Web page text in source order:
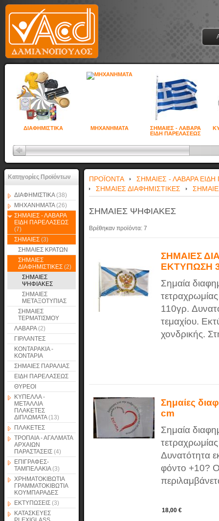
ΔΙΑΦΗΜΙΣΤΙΚΑ ΜΗΧΑΝΗΜΑΤΑ
ΣΗΜΑΙΕΣ - ΛΑΒΑΡΑ
ΕΙΔΗ ΠΑΡΕΛΑΣΕΩΣ
Κατηγορίες Προϊόντων
ΔΙΑΦΗΜΙΣΤΙΚΑ(38)
ΜΗΧΑΝΗΜΑΤΑ(26)
ΣΗΜΑΙΕΣ - ΛΑΒΑΡΑ
ΕΙΔΗ ΠΑΡΕΛΑΣΕΩΣ
(7)
ΣΗΜΑΙΕΣ (3)
ΣΗΜΑΙΕΣ ΚΡΑΤΩΝ
ΣΗΜΑΙΕΣ
ΔΙΑΦΗΜΙΣΤΙΚΕΣ (2)
ΣΗΜΑΙΕΣ
ΨΗΦΙΑΚΕΣ
ΣΗΜΑΙΕΣ
ΜΕΤΑΞΟΤΥΠΙΑΣ
ΣΗΜΑΙΕΣ
ΤΕΡΜΑΤΙΣΜΟΥ
ΛΑΒΑΡΑ(2)
ΓΙΡΛΑΝΤΕΣ
ΚΟΝΤΑΡΑΚΙΑ -
ΚΟΝΤΑΡΙΑ
ΣΗΜΑΙΕΣ ΠΑΡΑΛΙΑΣ
ΕΙΔΗ ΠΑΡΕΛΑΣΕΩΣ
ΘΥΡΕΟΙ
ΚΥΠΕΛΛΑ -
ΜΕΤΑΛΛΙΑ
ΠΛΑΚΕΤΕΣ
ΔΙΠΛΩΜΑΤΑ(13)
ΠΛΑΚΕΤΕΣ
ΤΡΟΠΑΙΑ - ΑΓΑΛΜΑΤΑ
ΑΡΧΑΙΩΝ
ΠΑΡΑΣΤΑΣΕΙΣ (4)
ΕΠΙΓΡΑΦΕΣ-
ΤΑΜΠΕΛΑΚΙΑ(3)
ΧΡΗΜΑΤΟΚΙΒΩΤΙΑ
ΓΡΑΜΜΑΤΟΚΙΒΩΤΙΑ
ΚΟΥΜΠΑΡΑΔΕΣ
ΕΚΤΥΠΩΣΕΙΣ (3)
ΚΑΤΑΣΚΕΥΕΣ
ΠΡΟΪΟΝΤΑ
ΣΗΜΑΙΕΣ - ΛΑΒΑΡΑ
ΣΗΜΑΙΕΣ ΔΙΑΦΗΜΙΣΤΙΚΕΣ
ΣΗΜΑΙΕΣ ΨΗΦΙΑΚΕΣ
Βρέθηκαν προϊόντα: 7
ΣΗΜΑΙΕΣ
ΕΚΤΥΠΩΣΗ
Σημαία
110γρ.
τεμαχίου.
χονδρικής.
Σημαίες
cm
Σημαία
Δυνατότητα
φόντο +10? Οι
18,00 €